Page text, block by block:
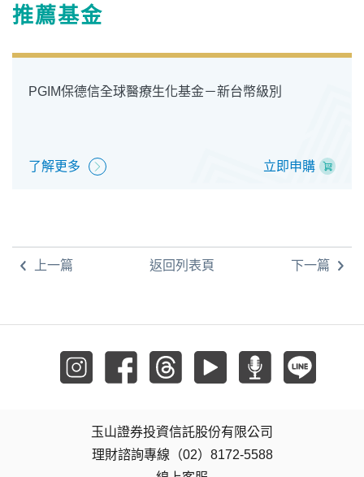
推薦基金
PGIM保德信全球醫療生化基金－新台幣級別
了解更多 立即申購
上一篇 返回列表頁 下一篇
玉山證券投資信託股份有限公司
理財諮詢專線（02）8172-5588